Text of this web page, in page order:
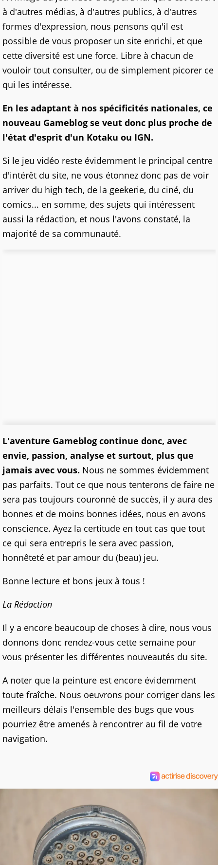
à d'autres médias, à d'autres publics, à d'autres
formes d'expression, nous pensons qu'il est
possible de vous proposer un site enrichi, et que
cette diversité est une force. Libre à chacun de
vouloir tout consulter, ou de simplement picorer ce
qui les intéresse.
En les adaptant à nos spécificités nationales, ce
nouveau Gameblog se veut donc plus proche de
l'état d'esprit d'un Kotaku ou IGN.
Si le jeu vidéo reste évidemment le principal centre
d'intérêt du site, ne vous étonnez donc pas de voir
arriver du high tech, de la geekerie, du ciné, du
comics... en somme, des sujets qui intéressent
aussi la rédaction, et nous l'avons constaté, la
majorité de sa communauté.
L'aventure Gameblog continue donc, avec
envie, passion, analyse et surtout, plus que
jamais avec vous. Nous ne sommes évidemment
pas parfaits. Tout ce que nous tenterons de faire ne
sera pas toujours couronné de succès, il y aura des
bonnes et de moins bonnes idées, nous en avons
conscience. Ayez la certitude en tout cas que tout
ce qui sera entrepris le sera avec passion,
honnêteté et par amour du (beau) jeu.
Bonne lecture et bons jeux à tous !
La Rédaction
Il y a encore beaucoup de choses à dire, nous vous
donnons donc rendez-vous cette semaine pour
vous présenter les différentes nouveautés du site.
A noter que la peinture est encore évidemment
toute fraîche. Nous oeuvrons pour corriger dans les
meilleurs délais l'ensemble des bugs que vous
pourriez être amenés à rencontrer au fil de votre
navigation.